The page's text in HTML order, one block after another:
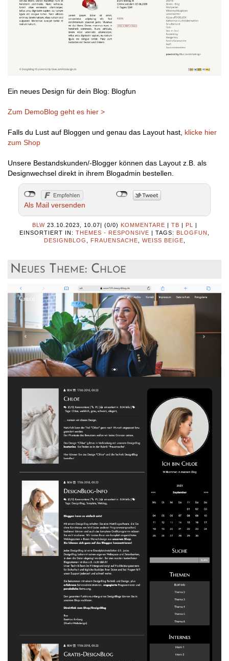
Ein neues Design für dein Blog: Blogfun
Zum DemoBlog geht es hier >
Falls du Lust auf Bloggen und genau das Layout hast, klicke hier
zum Shop
Unsere Bestandskunden/-Blogger können das Layout z.B. als
Designwechsel direkt in ihrem Blogadmin bestellen.
Als Mail versenden
BLW 23.10.2023, 10.07 (0/0) KOMMENTARE TB PL
EINSORTIERT IN: THEMES - RESPONSIVE TAGS: BLOGFUN
DESIGNBLOG
FRAUENSACHE WEISS BEIGE
Neues Theme: Chloe